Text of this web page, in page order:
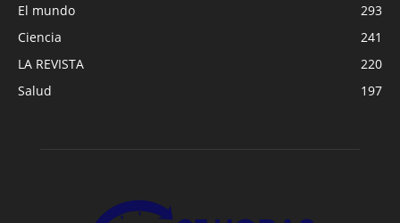
El mundo
293
Ciencia
241
LA REVISTA
220
Salud
197